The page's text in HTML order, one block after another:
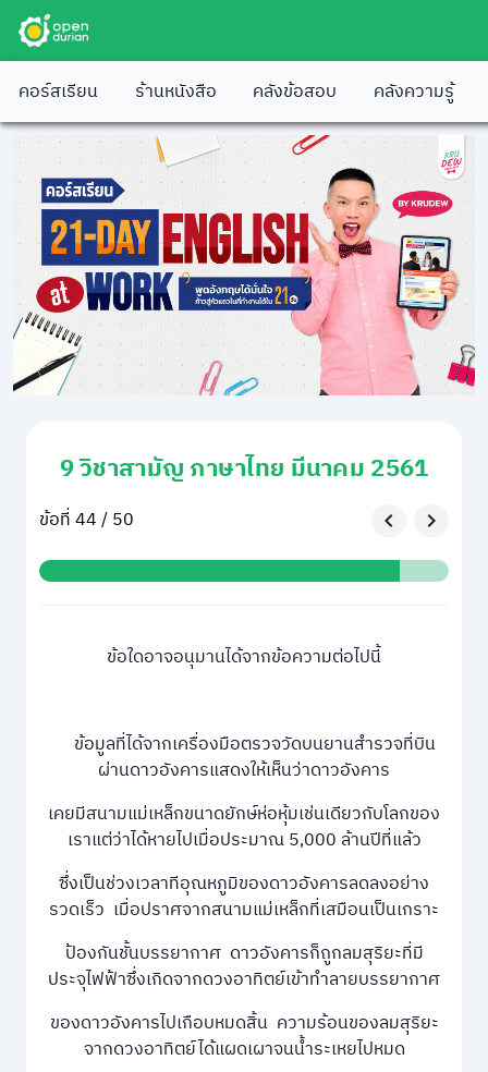
คอร์สเรียน ร้านหนังสือ คลังข้อสอบ คลังความรู้
9 วิชาสามัญ ภาษาไทย มีนาคม 2561
ข้อที่ 44 / 50
ข้อใดอาจอนุมานได้จากข้อความต่อไปนี้
ข้อมูลที่ได้จากเครื่องมือตรวจวัดบนยานสำรวจที่บิน
ผ่านดาวอังคารแสดงให้เห็นว่าดาวอังคาร
เคยมีสนามแม่เหล็กขนาดยักษ์ห่อหุ้มเช่นเดียวกับโลกของ
เราแต่ว่าได้หายไปเมื่อประมาณ 5,000 ล้านปีที่แล้ว
ซึ่งเป็นช่วงเวลาทีอุณหภูมิของดาวอังคารลดลงอย่าง
รวดเร็ว เมื่อปราศจากสนามแม่เหล็กที่เสมือนเป็นเกราะ
ป้องกันชั้นบรรยากาศ ดาวอังคารก็ถูกลมสุริยะที่มี
ประจุไฟฟ้าซึ่งเกิดจากดวงอาทิตย์เข้าทำลายบรรยากาศ
ของดาวอังคารไปเกือบหมดสิ้น ความร้อนของลมสุริยะ
จากดวงอาทิตย์ได้แผดเผาจนน้ำระเหยไปหมด